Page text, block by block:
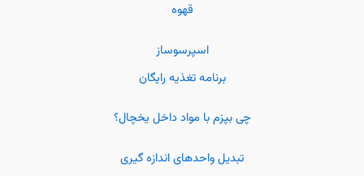
قهوه
اسپرسوساز
برنامه تغذیه رایگان
چی بپزم با مواد داخل یخچال؟
تبدیل واحدهای اندازه گیری